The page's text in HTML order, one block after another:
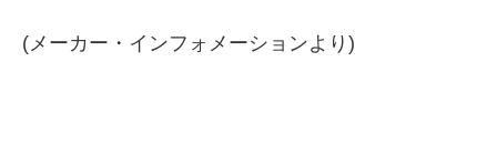
(メーカー・インフォメーションより)